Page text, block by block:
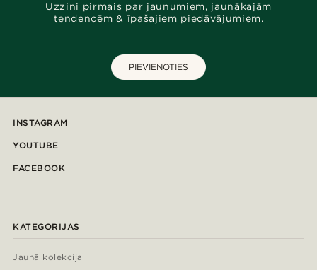
Uzzini pirmais par jaunumiem, jaunākajām
tendencēm & īpašajiem piedāvājumiem.
PIEVIENOTIES
INSTAGRAM
YOUTUBE
FACEBOOK
KATEGORIJAS
Jaunā kolekcija